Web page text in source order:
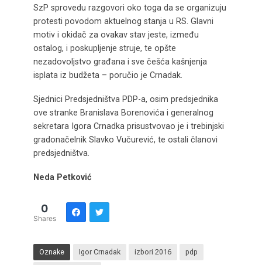
SzP sprovedu razgovori oko toga da se organizuju
protesti povodom aktuelnog stanja u RS. Glavni
motiv i okidač za ovakav stav jeste, između
ostalog, i poskupljenje struje, te opšte
nezadovoljstvo građana i sve češća kašnjenja
isplata iz budžeta – poručio je Crnadak.
Sjednici Predsjedništva PDP-a, osim predsjednika
ove stranke Branislava Borenovića i generalnog
sekretara Igora Crnadka prisustvovao je i trebinjski
gradonačelnik Slavko Vučurević, te ostali članovi
predsjedništva.
Neda Petković
0
Shares
Oznake Igor Crnadak izbori 2016 pdp